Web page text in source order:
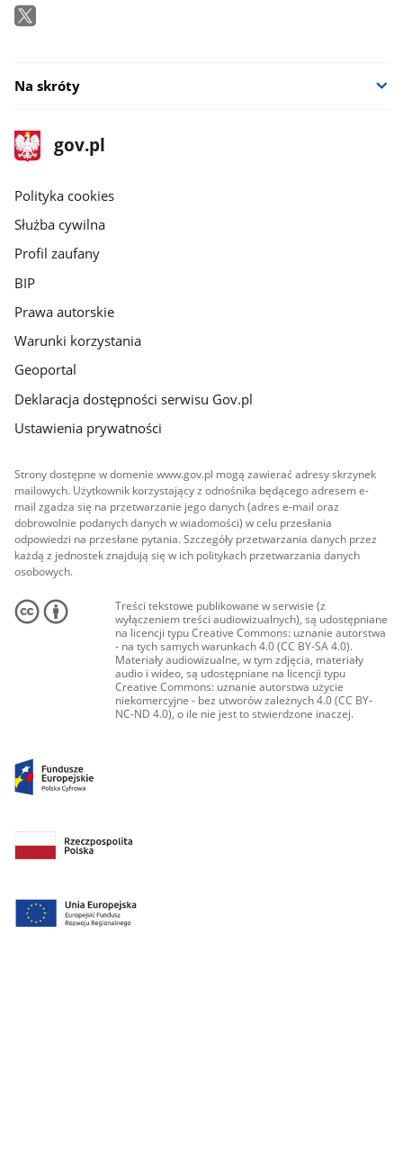
Na skróty
stopka
gov.pl
Strona
gov.pl
gov.pl
Polityka cookies
Służba cywilna
Profil zaufany
BIP
Prawa autorskie
Warunki korzystania
Geoportal
Deklaracja dostępności serwisu Gov.pl
Ustawienia prywatności
Strony dostępne w domenie www.gov.pl mogą zawierać adresy skrzynek
mailowych. Użytkownik korzystający z odnośnika będącego adresem e-
mail zgadza się na przetwarzanie jego danych (adres e-mail oraz
dobrowolnie podanych danych w wiadomości) w celu przesłania
odpowiedzi na przesłane pytania. Szczegóły przetwarzania danych przez
każdą z jednostek znajdują się w ich politykach przetwarzania danych
osobowych.
Treści tekstowe publikowane w serwisie (z
wyłączeniem treści audiowizualnych), są udostępniane
na licencji typu Creative Commons: uznanie autorstwa
- na tych samych warunkach 4.0 (CC BY-SA 4.0).
Materiały audiowizualne, w tym zdjęcia, materiały
audio i wideo, są udostępniane na licencji typu
Creative Commons: uznanie autorstwa użycie
niekomercyjne - bez utworów zależnych 4.0 (CC BY-
NC-ND 4.0), o ile nie jest to stwierdzone inaczej.